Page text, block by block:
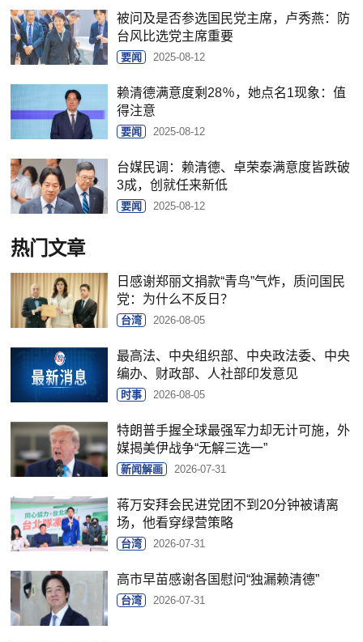
被问及是否参选国民党主席，卢秀燕：防
台风比选党主席重要
要闻 2025-08-12
赖清德满意度剩28％，她点名1现象：值
得注意
要闻 2025-08-12
台媒民调：赖清德、卓荣泰满意度皆跌破
3成，创就任来新低
要闻 2025-08-12
热门文章
日感谢郑丽文捐款“青鸟”气炸，质问国民
党：为什么不反日？
台湾 2026-08-05
最高法、中央组织部、中央政法委、中央
编办、财政部、人社部印发意见
时事 2026-08-05
特朗普手握全球最强军力却无计可施，外
媒揭美伊战争“无解三选一”
新闻解画 2026-07-31
蒋万安拜会民进党团不到20分钟被请离
场，他看穿绿营策略
台湾 2026-07-31
高市早苗感谢各国慰问“独漏赖清德”
台湾 2026-07-31